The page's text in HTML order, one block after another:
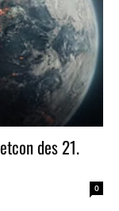
des 21.
0